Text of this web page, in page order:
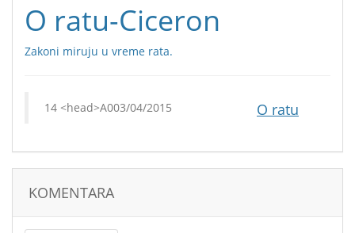
O ratu-Ciceron
Zakoni miruju u vreme rata.
O ratu
03/04/2015
KOMENTARA